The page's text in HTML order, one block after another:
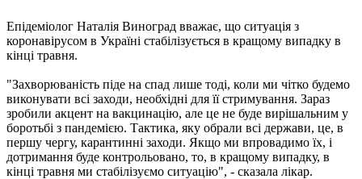
Епідеміолог Наталія Виноград вважає, що ситуація з
коронавірусом в Україні стабілізується в кращому випадку в
кінці травня.
"Захворюваність піде на спад лише тоді, коли ми чітко будемо
виконувати всі заходи, необхідні для її стримування. Зараз
зробили акцент на вакцинацію, але це не буде вирішальним у
боротьбі з пандемією. Тактика, яку обрали всі держави, це, в
першу чергу, карантинні заходи. Якщо ми впровадимо їх, і
дотримання буде контрольовано, то, в кращому випадку, в
кінці травня ми стабілізуємо ситуацію", - сказала лікар.